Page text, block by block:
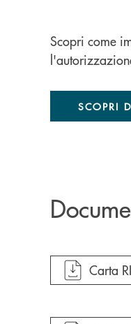
Scopri come
SCOPRI
apre
Carta